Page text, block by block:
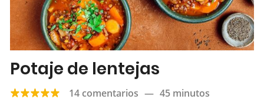
Potaje de lentejas
14 comentarios — 45 minutos